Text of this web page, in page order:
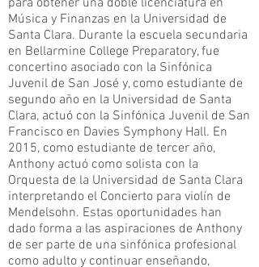
para obtener una doble licenciatura en
Música y Finanzas en la Universidad de
Santa Clara. Durante la escuela secundaria
en Bellarmine College Preparatory, fue
concertino asociado con la Sinfónica
Juvenil de San José y, como estudiante de
segundo año en la Universidad de Santa
Clara, actuó con la Sinfónica Juvenil de San
Francisco en Davies Symphony Hall. En
2015, como estudiante de tercer año,
Anthony actuó como solista con la
Orquesta de la Universidad de Santa Clara
interpretando el Concierto para violín de
Mendelsohn. Estas oportunidades han
dado forma a las aspiraciones de Anthony
de ser parte de una sinfónica profesional
como adulto y continuar enseñando,